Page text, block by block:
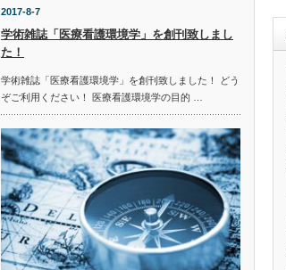
2017-8-7
学術雑誌「医療看護環境学」を創刊致しまし
た！
学術雑誌「医療看護環境学」を創刊致しました！ どう
ぞご利用ください！ 医療看護環境学の目的 …